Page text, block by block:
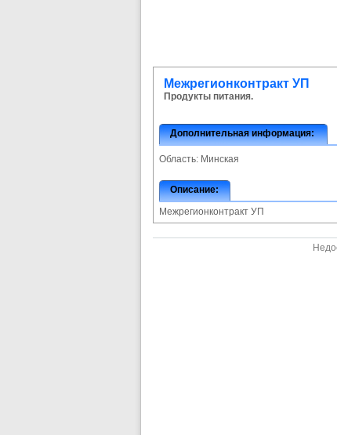
Межрегионконтракт УП
Продукты питания.
Дополнительная информация:
Область: Минская
Описание:
Межрегионконтракт УП